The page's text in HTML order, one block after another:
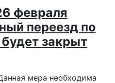
февраля
переезд по
закрыт
мера необходима